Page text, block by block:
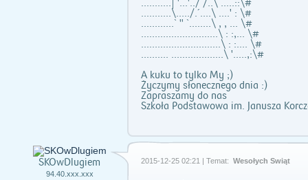
...........| '...'../ /..\ .....::\#
...........\...../.´....\ ....' : \#
............` " `........\ , , ... \#
............................\ : :,... \#
.............................\ : :.... \#
.......... ...................\ '.....,:\#
A kuku to tylko My ;)
Życzymy słonecznego dnia :)
Zapraszamy do nas
Szkoła Podstawowa im. Janusza
SKOwDlugiem
94.40.xxx.xxx
2015-12-25 02:21 | Temat: Wesołych Świąt